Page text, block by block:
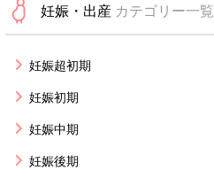
妊娠・出産 カテゴリー一覧
妊娠超初期
妊娠初期
妊娠中期
妊娠後期